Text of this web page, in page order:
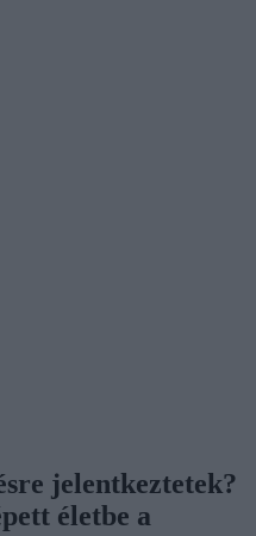
jelentkeztetek?
életbe a